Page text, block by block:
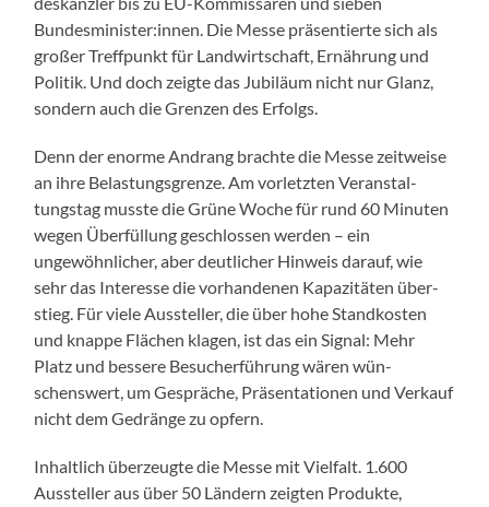
Bundesminister:innen. Die Messe präsen­tierte sich als
großer Tre­ff­punkt für Land­wirtschaft, Ernährung und
Poli­tik. Und doch zeigte das Jubiläum nicht nur Glanz,
son­dern auch die Gren­zen des Erfol­gs.
Denn der enorme Andrang brachte die Messe zeitweise
an ihre Belas­tungs­gren­ze. Am vor­let­zten Ver­anstal­
tungstag musste die Grüne Woche für rund 60 Minuten
wegen Über­fül­lung geschlossen wer­den – ein
ungewöhn­lich­er, aber deut­lich­er Hin­weis darauf, wie
sehr das Inter­esse die vorhan­de­nen Kapaz­itäten über­
stieg. Für viele Aussteller, die über hohe Stand­kosten
und knappe Flächen kla­gen, ist das ein Sig­nal: Mehr
Platz und bessere Besucher­führung wären wün­
schenswert, um Gespräche, Präsen­ta­tio­nen und Verkauf
nicht dem Gedränge zu opfern.
Inhaltlich überzeugte die Messe mit Vielfalt. 1.600
Aussteller aus über 50 Län­dern zeigten Pro­duk­te,